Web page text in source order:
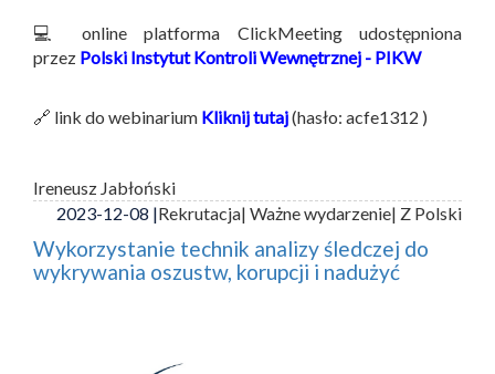
💻 online platforma ClickMeeting udostępniona
przez Polski Instytut Kontroli Wewnętrznej - PIKW
🔗 link do webinarium Kliknij tutaj(hasło: acfe1312 )
Ireneusz Jabłoński
2023-12-08 |Rekrutacja| Ważne wydarzenie| Z Polski
Wykorzystanie technik analizy śledczej do
wykrywania oszustw, korupcji i nadużyć